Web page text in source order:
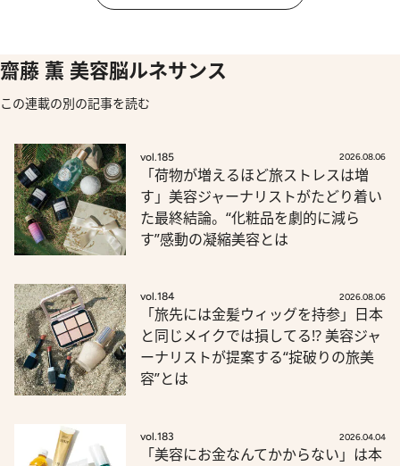
齋藤 薫 美容脳ルネサンス
この連載の別の記事を読む
vol.185 2026.08.06
「荷物が増えるほど旅ストレスは増
す」美容ジャーナリストがたどり着い
た最終結論。“化粧品を劇的に減ら
す”感動の凝縮美容とは
vol.184 2026.08.06
「旅先には金髪ウィッグを持参」日本
と同じメイクでは損してる!? 美容ジャ
ーナリストが提案する“掟破りの旅美
容”とは
vol.183 2026.04.04
「美容にお金なんてかからない」は本